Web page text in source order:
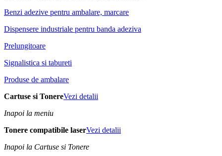
Benzi adezive pentru ambalare, marcare
Dispensere industriale pentru banda adeziva
Prelungitoare
Signalistica si tabureti
Produse de ambalare
Cartuse si TonereVezi detalii
Inapoi la meniu
Tonere compatibile laserVezi detalii
Inapoi la Cartuse si Tonere